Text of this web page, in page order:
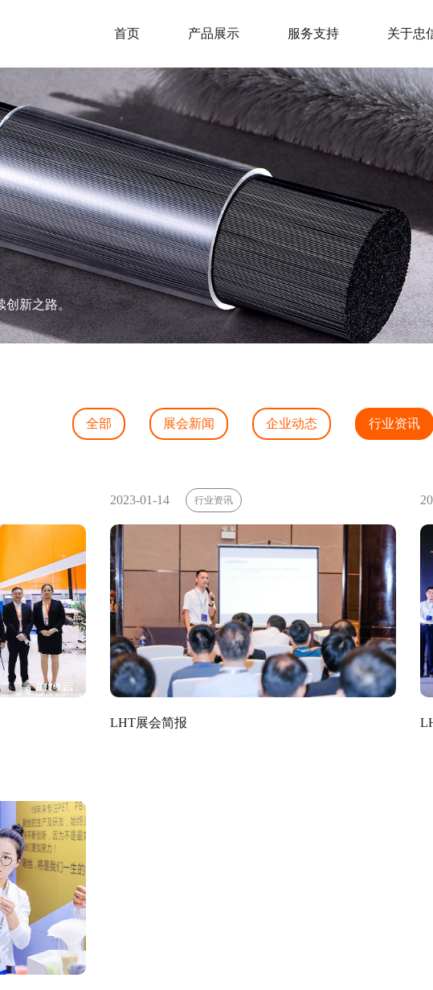
首页 产品展示 服务支持 关于忠
创新之路。
全部 展会新闻 企业动态 行业资讯
2023-01-14 行业资讯
LHT展会简报